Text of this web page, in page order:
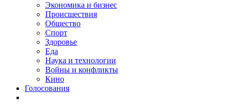
Экономика и бизнес
Происшествия
Общество
Спорт
Здоровье
Еда
Наука и технологии
Войны и конфликты
Кино
Голосования